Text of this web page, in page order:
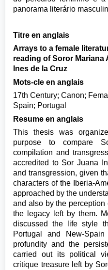
panorama literário
Titre en anglais
Arrays to a female
reading of Soror
Ines de la Cruz
Mots-cle en anglais
17th Century; Canon;
Spain; Portugal
Resume en anglais
This thesis was
purpose to compare
compilation and
accredited to Sor Juana
and transgression, given
characters of the Iberia-
approached by the
and also by the
the legacy left by them.
discussed the life style
Portugal and New-
profundity and the
carried out its political
critique treasure left by